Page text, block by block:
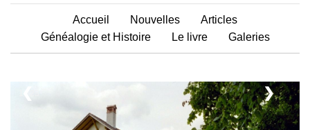
Accueil Nouvelles
Articles
Généalogie et Histoire
Le livre Galeries
❯